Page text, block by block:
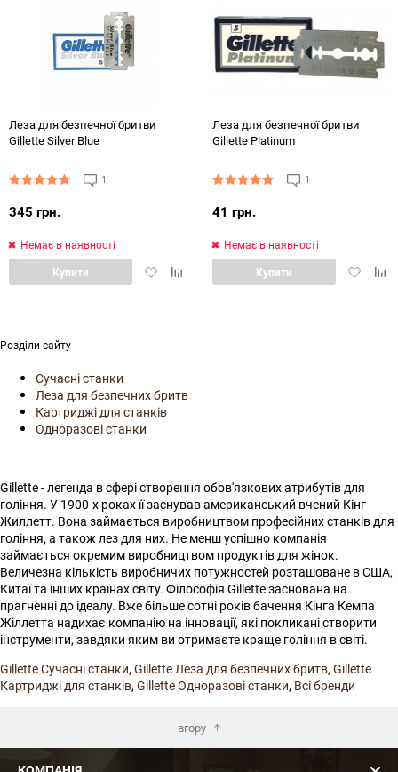
Леза для безпечної бритви
Gillette Silver Blue
1
345 грн.
Немає в наявності
ДодатиДодати
Купити
Леза для безпечної бритви
Gillette Platinum
1
41 грн.
Немає в наявності
Додати
Купити
Розділи сайту
Сучасні станки
Леза для безпечних бритв
Картриджі для станків
Одноразові станки
Gillette - легенда в сфері створення обов'язкових атрибутів для
гоління. У 1900-х роках її заснував американський вчений Кінг
Жиллетт. Вона займається виробництвом професійних станків для
гоління, а також лез для них. Не менш успішно компанія
займається окремим виробництвом продуктів для жінок.
Величезна кількість виробничих потужностей розташоване в США,
Китаї та інших країнах світу. Філософія Gillette заснована на
прагненні до ідеалу. Вже більше сотні років бачення Кінга Кемпа
Жіллетта надихає компанію на інновації, які покликані створити
інструменти, завдяки яким ви отримаєте краще гоління в світі.
Gillette Сучасні станки,Gillette Леза для безпечних бритв,Gillette
Картриджі для станків,Gillette Одноразові станки, Всі бренди
вгору